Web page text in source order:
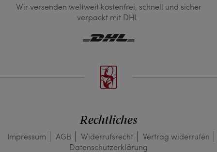
Wir versenden weltweit kostenfrei, schnell und sicher
verpackt mit DHL.
Rechtliches
Impressum AGB Widerrufs­recht
Vertrag widerrufen
Daten­schutz­erklärung